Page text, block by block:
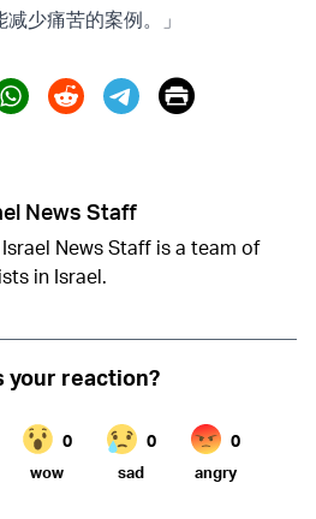
少痛苦的案例。」
(X)
Print
News Staff
News Staff is a team of
in Israel.